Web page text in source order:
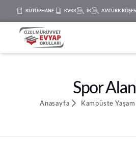
KÜTÜPHANE KVKK İK ATATÜRK KÖŞESİ
Spor
Anasayfa Kampüste Yaşam